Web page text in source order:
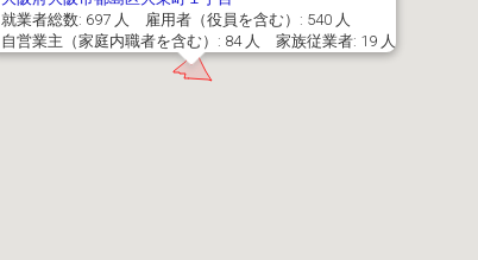
就業者総数: 697 人 雇用者（役員を含む）: 540 人
自営業主（家庭内職者を含む）: 84 人 家族従業者: 19 人